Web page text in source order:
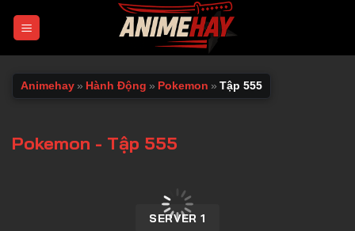
Animehay » Hành Động » Pokemon » Tập 555
Pokemon - Tập 555
SERVER 1